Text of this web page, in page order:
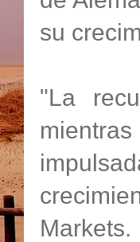
su
"La
Markets.